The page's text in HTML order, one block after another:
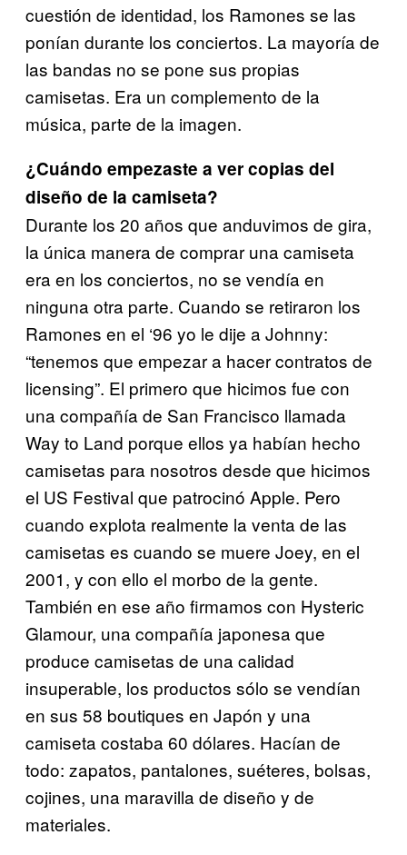
cuestión de identidad, los Ramones se las
ponían durante los conciertos. La mayoría de
las bandas no se pone sus propias
camisetas. Era un complemento de la
música, parte de la imagen.
¿Cuándo empezaste a ver copias del
diseño de la camiseta?
Durante los 20 años que anduvimos de gira,
la única manera de comprar una camiseta
era en los conciertos, no se vendía en
ninguna otra parte. Cuando se retiraron los
Ramones en el ‘96 yo le dije a Johnny:
“tenemos que empezar a hacer contratos de
licensing”. El primero que hicimos fue con
una compañía de San Francisco llamada
Way to Land porque ellos ya habían hecho
camisetas para nosotros desde que hicimos
el US Festival que patrocinó Apple. Pero
cuando explota realmente la venta de las
camisetas es cuando se muere Joey, en el
2001, y con ello el morbo de la gente.
También en ese año firmamos con Hysteric
Glamour, una compañía japonesa que
produce camisetas de una calidad
insuperable, los productos sólo se vendían
en sus 58 boutiques en Japón y una
camiseta costaba 60 dólares. Hacían de
todo: zapatos, pantalones, suéteres, bolsas,
cojines, una maravilla de diseño y de
materiales.